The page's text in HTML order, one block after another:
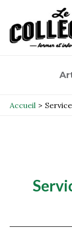
contenu
Accueil